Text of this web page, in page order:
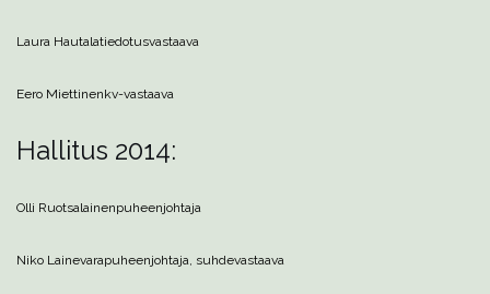
Laura Hautalatiedotusvastaava
Eero Miettinenkv-vastaava
Hallitus 2014:
Olli Ruotsalainenpuheenjohtaja
Niko Lainevarapuheenjohtaja, suhdevastaava